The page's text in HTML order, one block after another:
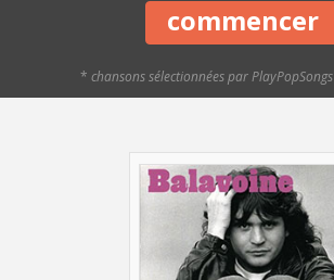
commencer
* chansons sélectionnées par PlayPopSongs